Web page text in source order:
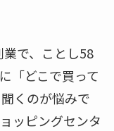
で、ことし58
「どこで買って
くのが悩みで
ッピングセンタ